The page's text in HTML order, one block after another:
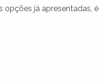
opções já apresentadas,